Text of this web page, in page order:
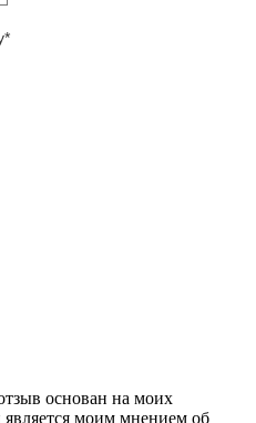
*
основан на моих
является моим мнением об